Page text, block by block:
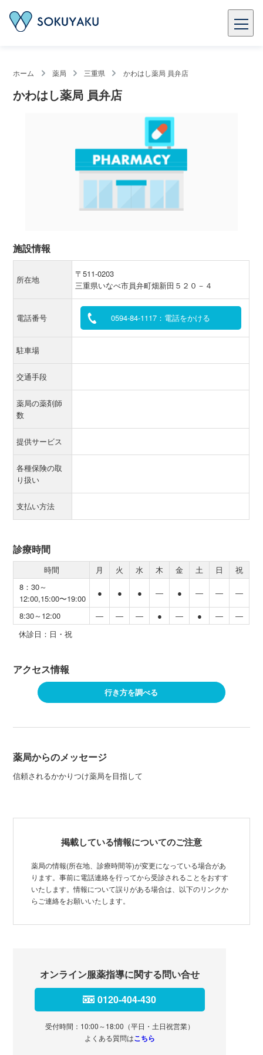
ホーム 薬局 三重県 かわはし薬局 員弁店
かわはし薬局 員弁店
施設情報
所在地
〒511-0203
三重県いなべ市員弁町畑新田５２０－４
電話番号 0594-84-1117：電話をかける
駐車場
交通手段
薬局の薬剤師
数
提供サービス
各種保険の取
り扱い
支払い方法
診療時間
時間 月 火 水 木 金 土 日
祝
8：30～
12:00,15:00〜19:00
● ● ● ― ● ― ― ―
8:30～12:00 ― ― ― ● ― ● ―
―
休診日：日・祝
アクセス情報
行き方を調べる
薬局からのメッセージ
信頼されるかかりつけ薬局を目指して
掲載している情報についてのご注意
薬局の情報(所在地、診療時間等)が変更になっている場合があ
ります。事前に電話連絡を行ってから受診されることをおすす
いたします。情報について誤りがある場合は、以下のリンクか
らご連絡をお願いいたします。
オンライン服薬指導に関する問い合せ
0120-404-430
受付時間：10:00～18:00（平日・土日祝営業）
よくある質問はこちら